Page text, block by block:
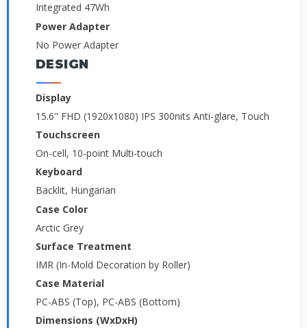
Integrated 47Wh
Power Adapter
No Power Adapter
DESIGN
Display
15.6" FHD (1920x1080) IPS 300nits Anti-glare, Touch
Touchscreen
On-cell, 10-point Multi-touch
Keyboard
Backlit, Hungarian
Case Color
Arctic Grey
Surface Treatment
IMR (In-Mold Decoration by Roller)
Case Material
PC-ABS (Top), PC-ABS (Bottom)
Dimensions (WxDxH)